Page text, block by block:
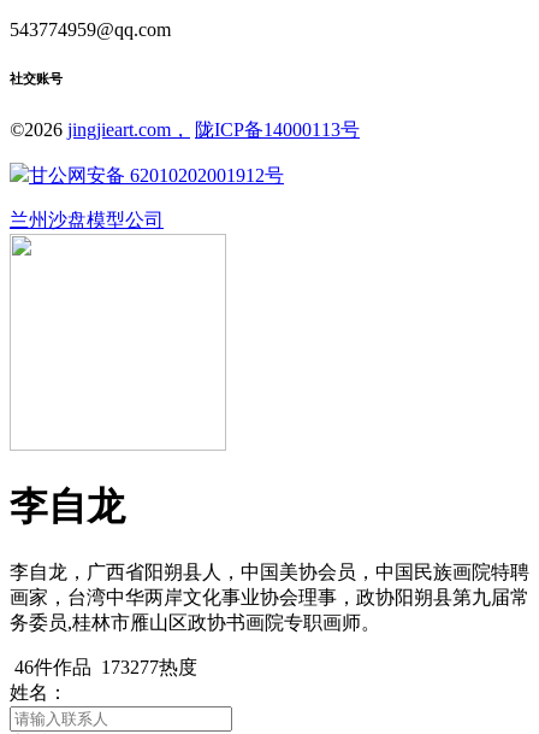
543774959@qq.com
社交账号
©2026 jingjieart.com， 陇ICP备14000113号
甘公网安备 62010202001912号
兰州沙盘模型公司
李自龙
李自龙，广西省阳朔县人，中国美协会员，中国民族画院特聘
画家，台湾中华两岸文化事业协会理事，政协阳朔县第九届常
务委员,桂林市雁山区政协书画院专职画师。
46件作品 173277热度
姓名：